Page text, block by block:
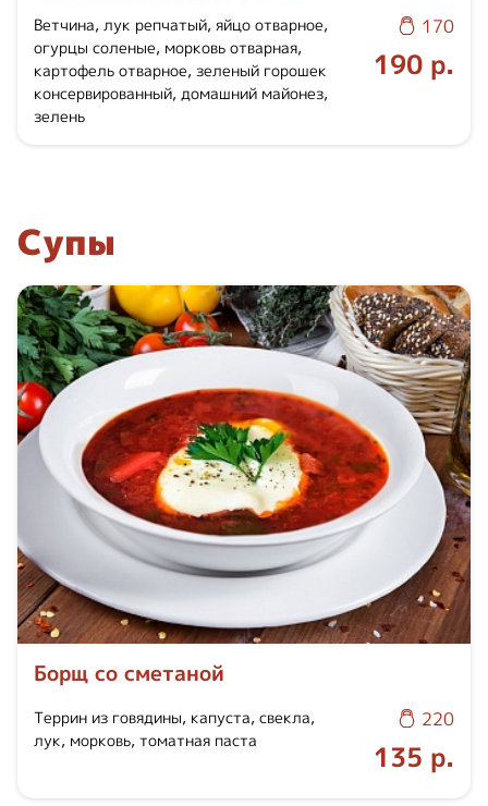
Ветчина, лук репчатый, яйцо отварное,
огурцы соленые, морковь отварная,
картофель отварное, зеленый горошек
консервированный, домашний майонез,
зелень
170
190 р.
Супы
Борщ со сметаной
Террин из говядины, капуста, свекла,
лук, морковь, томатная паста
220
135 р.